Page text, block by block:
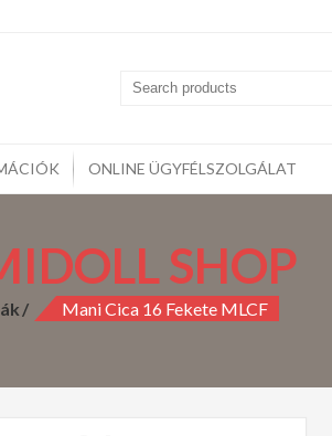
kiegészítők,
ONLINE ÜGYFÉLSZOLGÁLAT
SHOP
Mani Cica 16 Fekete MLCF